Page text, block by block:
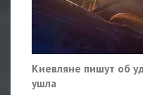
Киевляне пишут об
ушла